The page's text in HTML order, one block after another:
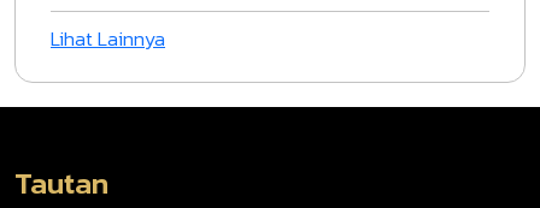
Lihat Lainnya
Tautan